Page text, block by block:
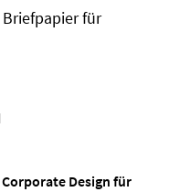
für
Corporate Design für